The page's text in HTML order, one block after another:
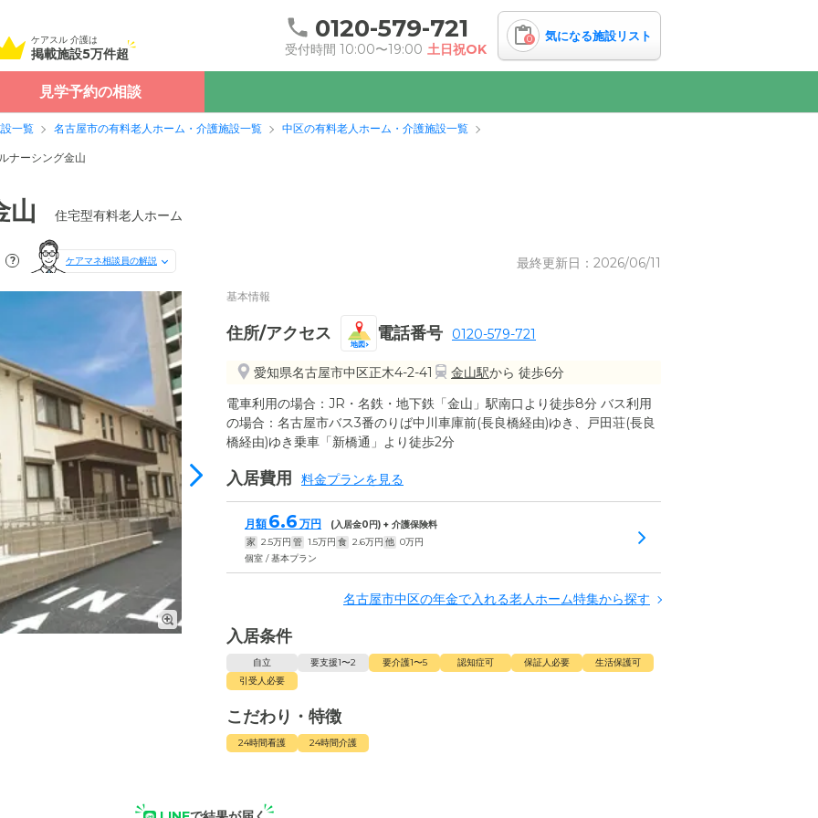
ケアスル 介護は
掲載施設5万件超
0120-579-721
受付時間 10:00〜19:00 土日祝OK
0 気になる施設リスト
見学予約の相談
一覧 名古屋市の有料老人ホーム・介護施設一覧 中区の有料老人ホーム・介護施設一覧
ナーシング金山
山 住宅型有料老人ホーム
? ケアマネ相談員の解説 最終更新日：2026/06/11
基本情報
住所/アクセス
地図
電話番号 0120-579-721
愛知県名古屋市中区正木4-2-41 金山駅から 徒歩6分
電車利用の場合：JR・名鉄・地下鉄「金山」駅南口より徒歩8分 バス利用
の場合：名古屋市バス3番のりば中川車庫前(長良橋経由)ゆき、戸田荘(長良
橋経由)ゆき乗車「新橋通」より徒歩2分
入居費用 料金プランを見る
月額 6.6 万円 (入居金0円) + 介護保険料
家 2.5万円 管 1.5万円 食 2.6万円 他 0万円
個室 / 基本プラン
名古屋市中区の年金で入れる老人ホーム特集から探す
入居条件
自立 要支援1〜2 要介護1〜5 認知症可 保証人必要
生活保護可
引受人必要
こだわり・特徴
24時間看護 24時間介護